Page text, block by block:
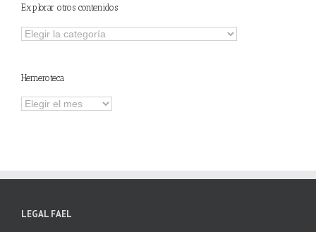
Explorar otros contenidos
Explorar
Hemeroteca
Hemeroteca
LEGAL FAEL